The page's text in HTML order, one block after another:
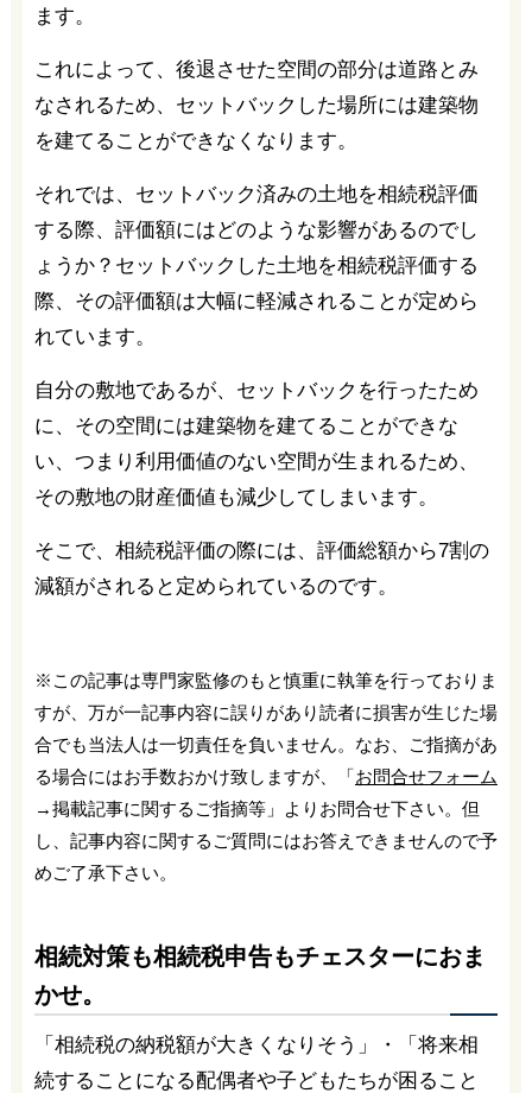
ます。
これによって、後退させた空間の部分は道路とみ
なされるため、セットバックした場所には建築物
を建てることができなくなります。
それでは、セットバック済みの土地を相続税評価
する際、評価額にはどのような影響があるのでし
ょうか？セットバックした土地を相続税評価する
際、その評価額は大幅に軽減されることが定めら
れています。
自分の敷地であるが、セットバックを行ったため
に、その空間には建築物を建てることができな
い、つまり利用価値のない空間が生まれるため、
その敷地の財産価値も減少してしまいます。
そこで、相続税評価の際には、評価総額から7割の
減額がされると定められているのです。
※この記事は専門家監修のもと慎重に執筆を行っておりま
すが、万が一記事内容に誤りがあり読者に損害が生じた場
合でも当法人は一切責任を負いません。なお、ご指摘があ
る場合にはお手数おかけ致しますが、「お問合せフォーム
→掲載記事に関するご指摘等」よりお問合せ下さい。但
し、記事内容に関するご質問にはお答えできませんので予
めご了承下さい。
相続対策も相続税申告もチェスターにおま
かせ。
「相続税の納税額が大きくなりそう」・「将来相
続することになる配偶者や子どもたちが困ること